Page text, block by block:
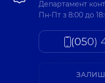
Департамент
Пн-Пт з 8:00 до
(050)